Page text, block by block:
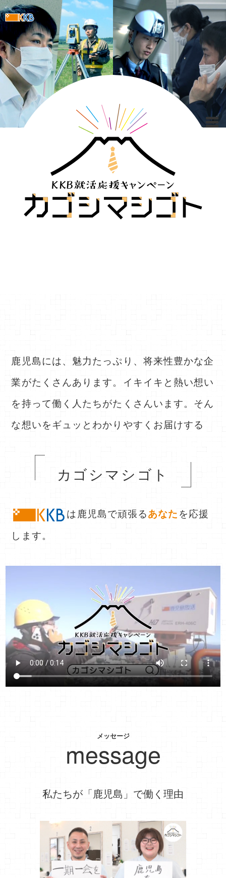
鹿児島には、魅力たっぷり、将来性豊かな企
業がたくさんあります。 イキイキと熱い想い
を持って働く人たちがたくさんいます。 そん
な想いをギュッとわかりやすくお届けする
カゴシマシゴト
は鹿児島で頑張るあなたを応援
します。
メッセージ
message
私たちが「鹿児島」で働く理由